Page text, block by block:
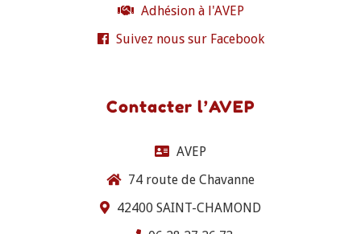
Adhésion à l'AVEP
Suivez nous sur Facebook
Contacter l’AVEP
AVEP
74 route de Chavanne
42400 SAINT-CHAMOND